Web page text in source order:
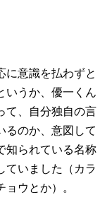
に意識を払わずと
いうか、優一くん
て、自分独自の言
るのか、意図して
知られている名称
ていました（カラ
ウとか）。